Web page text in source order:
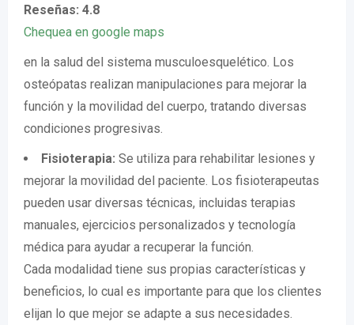
Reseñas: 4.8
Chequea en google maps
en la salud del sistema musculoesquelético. Los
osteópatas realizan manipulaciones para mejorar la
función y la movilidad del cuerpo, tratando diversas
condiciones progresivas.
Fisioterapia: Se utiliza para rehabilitar lesiones y
mejorar la movilidad del paciente. Los fisioterapeutas
pueden usar diversas técnicas, incluidas terapias
manuales, ejercicios personalizados y tecnología
médica para ayudar a recuperar la función.
Cada modalidad tiene sus propias características y
beneficios, lo cual es importante para que los clientes
elijan lo que mejor se adapte a sus necesidades.